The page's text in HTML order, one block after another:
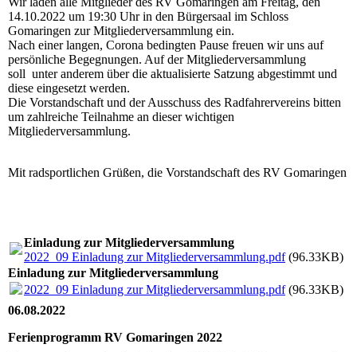
14.10.2022 um 19:30 Uhr in den Bürgersaal im Schloss
Gomaringen zur Mitgliederversammlung ein.
Nach einer langen, Corona bedingten Pause freuen wir uns auf
persönliche Begegnungen. Auf der Mitgliederversammlung
soll unter anderem über die aktualisierte Satzung abgestimmt und
diese eingesetzt werden.
Die Vorstandschaft und der Ausschuss des Radfahrervereins bitten
um zahlreiche Teilnahme an dieser wichtigen
Mitgliederversammlung.
Mit radsportlichen Grüßen, die Vorstandschaft des RV Gomaringen
Einladung zur Mitgliederversammlung
2022_09 Einladung zur Mitgliederversammlung.pdf(96.33KB)
Einladung zur Mitgliederversammlung
2022_09 Einladung zur Mitgliederversammlung.pdf(96.33KB)
06.08.2022
Ferienprogramm RV Gomaringen 2022